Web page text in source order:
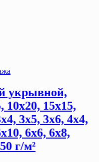
укрывной,
10х20, 15х15,
3х5, 3х6, 4х4,
6х6, 6х8,
г/м²